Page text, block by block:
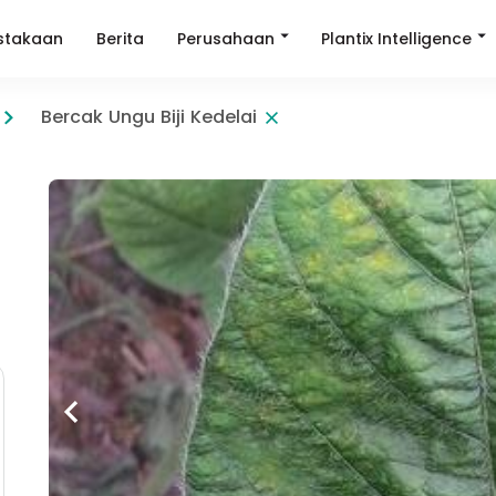
Berita Perusahaan Plantix Intelligence
Bercak Ungu Biji Kedelai